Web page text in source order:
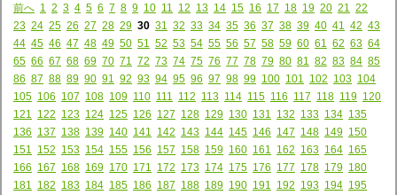
前へ 1 2 3 4 5 6 7 8 9 10 11 12 13 14 15 16 17 18 19 20 21
22
23 24 25 26 27 28 29 30 31 32 33 34 35 36 37 38 39 40 41 42 43
44 45 46 47 48 49 50 51 52 53 54 55 56 57 58 59 60 61 62 63 64
65 66 67 68 69 70 71 72 73 74 75 76 77 78 79 80 81 82 83 84 85
86 87 88 89 90 91 92 93 94 95 96 97 98 99 100 101 102 103 104
105 106 107 108 109 110 111 112 113 114 115 116 117 118 119 120
121
122 123 124 125 126 127 128 129 130 131 132 133 134 135
136 137 138 139 140 141 142 143 144 145 146 147 148 149 150
151
152 153 154 155 156 157 158 159 160 161 162 163 164 165
166 167 168 169 170 171 172 173 174 175 176 177 178 179 180
181
182 183 184 185 186 187 188 189 190 191 192 193 194 195